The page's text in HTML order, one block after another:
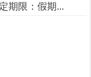
期限：假期...